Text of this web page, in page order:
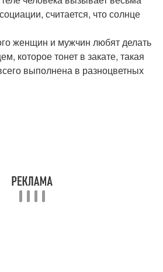
считается, что солнце
женщин и мужчин любят делать
которое тонет в закате, такая
выполнена в разноцветных